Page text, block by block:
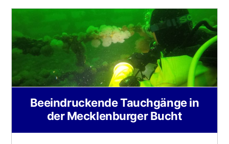
Beeindruckende Tauchgänge in
der Mecklenburger Bucht